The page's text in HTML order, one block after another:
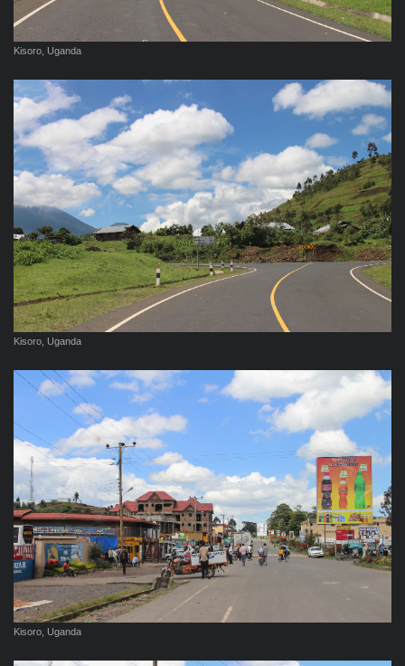
Kisoro, Uganda
Kisoro, Uganda
Kisoro, Uganda